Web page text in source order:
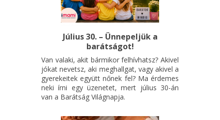
Július 30. – Ünnepeljük a
barátságot!
Van valaki, akit bármikor felhívhatsz? Akivel
jókat nevetsz, aki meghallgat, vagy akivel a
gyerekeitek együtt nőnek fel? Ma érdemes
neki írni egy üzenetet, mert július 30-án
van a Barátság Világnapja.